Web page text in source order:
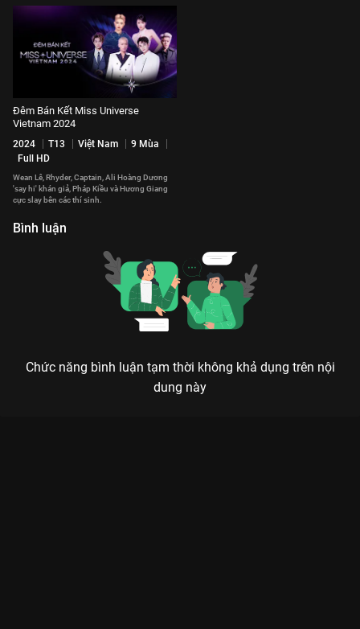
Đêm Bán Kết Miss Universe
Vietnam 2024
2024 T13 Việt Nam
9 Mùa
Full HD
Wean Lê, Rhyder, Captain, Ali Hoàng Dương
'say hi' khán giả, Pháp Kiều và Hương Giang
cực slay bên các thí sinh.
Bình luận
Chức năng bình luận tạm thời không khả dụng trên nội
dung này